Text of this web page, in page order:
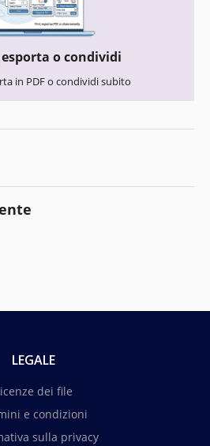
o condividi
in PDF o condividi subito
LEGALE
dei file
e condizioni
sulla privacy